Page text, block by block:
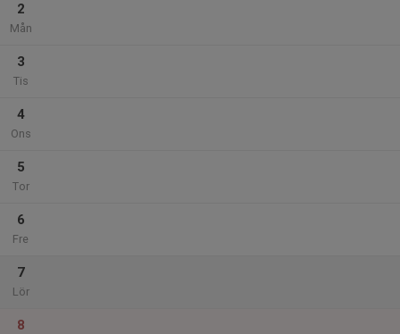
2
Mån
3
Tis
4
Ons
5
Tor
6
Fre
7
Lör
8